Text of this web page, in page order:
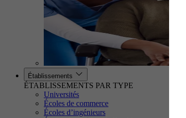
Établissements
ÉTABLISSEMENTS PAR TYPE
Universités
Écoles de commerce
Écoles d’ingénieurs